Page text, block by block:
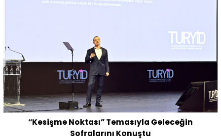
“Kesişme Noktası” Temasıyla Geleceğin
Sofralarını Konuştu